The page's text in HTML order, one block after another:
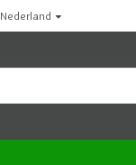
Nederland